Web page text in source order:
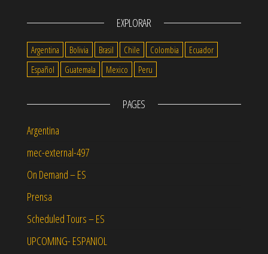
EXPLORAR
Argentina Bolivia Brasil Chile Colombia
Ecuador
Español
Guatemala Mexico Peru
PAGES
Argentina
mec-external-497
On Demand – ES
Prensa
Scheduled Tours – ES
UPCOMING- ESPANIOL